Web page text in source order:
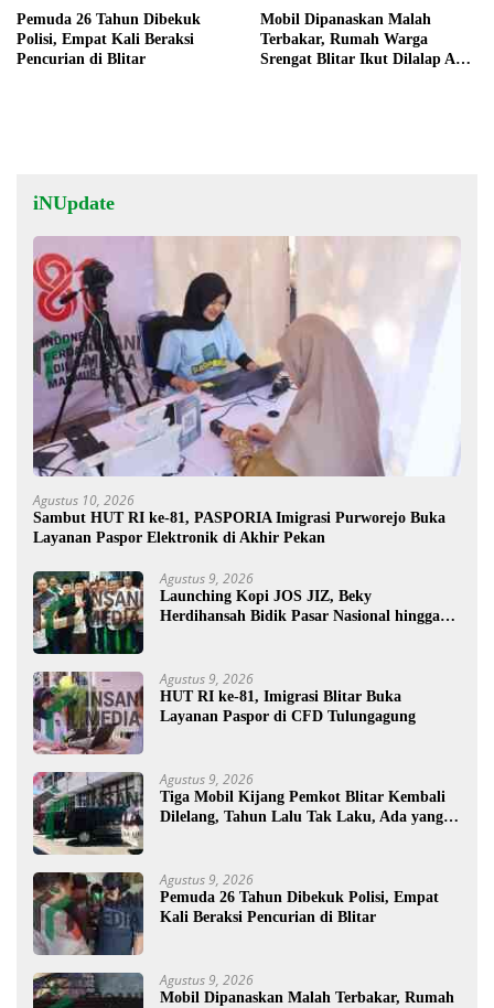
Pemuda 26 Tahun Dibekuk
Polisi, Empat Kali Beraksi
Pencurian di Blitar
Mobil Dipanaskan Malah
Terbakar, Rumah Warga
Srengat Blitar Ikut Dilalap Api,
iNUpdate
Agustus 10, 2026
Sambut HUT RI ke-81, PASPORIA Imigrasi Purworejo Buka
Layanan Paspor Elektronik di Akhir Pekan
Agustus 9, 2026
Launching Kopi JOS JIZ, Beky
Herdihansah Bidik Pasar Nasional hingga
Agustus 9, 2026
HUT RI ke-81, Imigrasi Blitar Buka
Layanan Paspor di CFD Tulungagung
Agustus 9, 2026
Tiga Mobil Kijang Pemkot Blitar Kembali
Dilelang, Tahun Lalu Tak Laku, Ada yang
Agustus 9, 2026
Pemuda 26 Tahun Dibekuk Polisi, Empat
Kali Beraksi Pencurian di Blitar
Agustus 9, 2026
Mobil Dipanaskan Malah Terbakar, Rumah